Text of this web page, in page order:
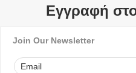
Εγγραφή
Join Our Newsletter